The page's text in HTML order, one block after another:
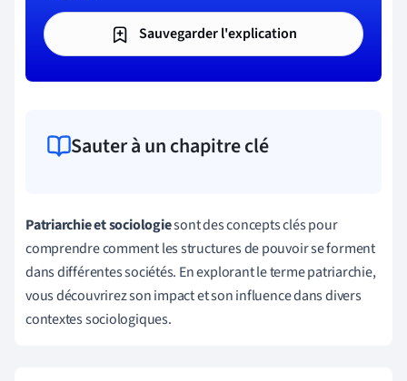
Sauvegarder l'explication
Sauter à un chapitre clé
Patriarchie et sociologiesont des concepts clés pour
comprendre comment les structures de pouvoir se forment
dans différentes sociétés. En explorant le terme patriarchie,
vous découvrirez son impact et son influence dans divers
contextes sociologiques.